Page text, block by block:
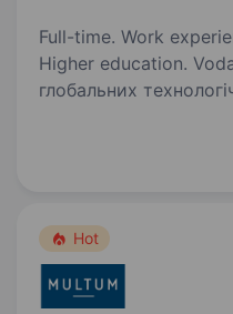
Full-time. Work
Higher education. Vodafone сьогодні — один із
глобальних
Hot